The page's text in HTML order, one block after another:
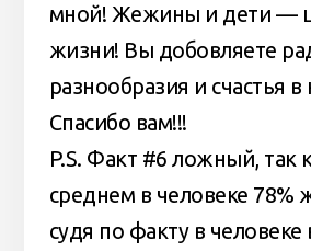
мной! Жежины и дети —
жизни! Вы добовляете
разнообразия и счастья
Спасибо вам!!!
P.S. Факт #6 ложный, так
среднем в человеке 78%
судя по факту в человеке